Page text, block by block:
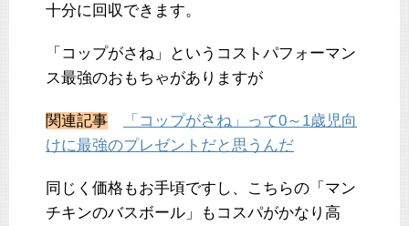
十分に回収できます。
「コップがさね」というコストパフォーマン
ス最強のおもちゃがありますが
関連記事
「コップがさね」って0～1歳児向
けに最強のプレゼントだと思うんだ
同じく価格もお手頃ですし、こちらの「マン
チキンのバスボール」もコスパがかなり高